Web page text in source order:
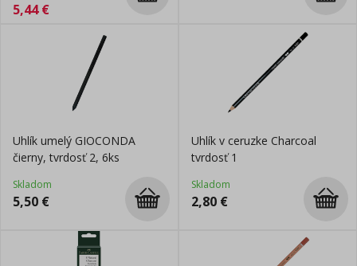
5,44€
Uhlík umelý GIOCONDA
čierny, tvrdosť 2, 6ks
Skladom
5,50 €
Uhlík v ceruzke Charcoal
tvrdosť 1
Skladom
2,80 €